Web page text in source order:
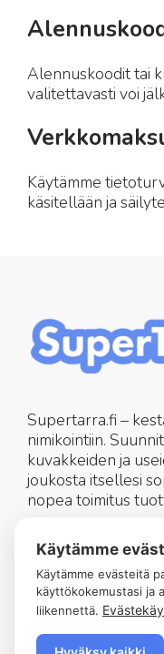
Alennuskoodit tai
valitettavasti voi
Käytämme
käsitellään ja
Supertarra.fi –
nimikointiin.
kuvakkeiden ja
joukosta itsellesi
nopea toimitus
Nimitarrat
KAIKKI TUOTTEET
PYÖREÄT NIMITARRAT
SUORAT NIMITARRAT
SUORAT NIMITARRAT
MINI NIMITARRAT
PITKÄT NIMITARRAT
Käytämme
Käytämme evästeitä
käyttökokemustasi ja
liikennettä.